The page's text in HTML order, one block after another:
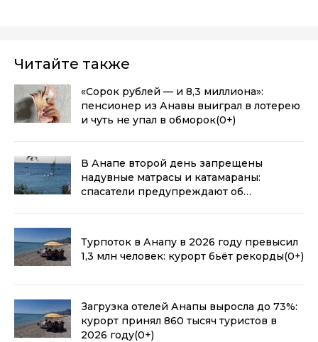
Читайте также
«Сорок рублей — и 8,3 миллиона»:
пенсионер из Анавы выиграл в лотерею
и чуть не упал в обморок(0+)
В Анапе второй день запрещены
надувные матрасы и катамараны:
спасатели предупреждают об
Турпоток в Анапу в 2026 году превысил
1,3 млн человек: курорт бьёт рекорды(0+)
Загрузка отелей Анапы выросла до 73%:
курорт принял 860 тысяч туристов в
2026 году(0+)